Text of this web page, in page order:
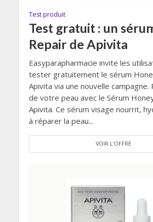
Test produit
Test gratuit : un
Repair de Apivita
Easyparapharmacie invite les
tester gratuitement le sérum
Apivita via une nouvelle campagne.
de votre peau avec le Sérum
Apivita. Ce sérum visage nourrit,
à réparer la peau...
VOIR L'OFFRE